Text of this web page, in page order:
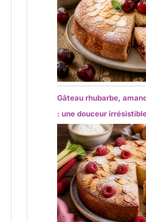
Gâteau rhubarbe,
: une douceur